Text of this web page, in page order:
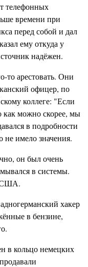
телефонных
времени при
перед собой и дал
ему откуда у
надёжен.
то арестовать. Они
офицер, по
коллеге: "Если
как можно скорее, мы
в подробности
не имело значения.
он был очень
в системы.
США.
хакер
в бензине,
в кольцо немецких